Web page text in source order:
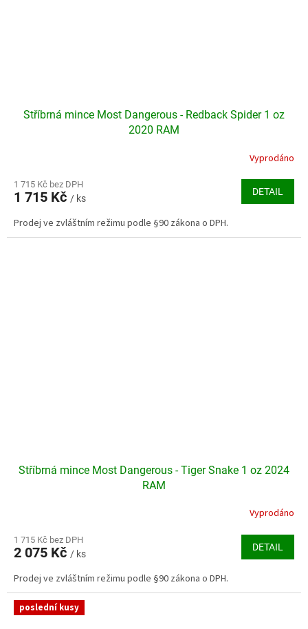
Stříbrná mince Most Dangerous - Redback Spider 1 oz
2020 RAM
produktu
je
z
5
Vyprodáno
1 715 Kč bez DPH
1 715 Kč / ks
DETAIL
Prodej ve zvláštním režimu podle §90 zákona o DPH.
Stříbrná mince Most Dangerous - Tiger Snake 1 oz 2024
RAM
produktu
je
z
5
hvězdiček.
Vyprodáno
1 715 Kč bez DPH
2 075 Kč / ks
DETAIL
Prodej ve zvláštním režimu podle §90 zákona o DPH.
poslední kusy